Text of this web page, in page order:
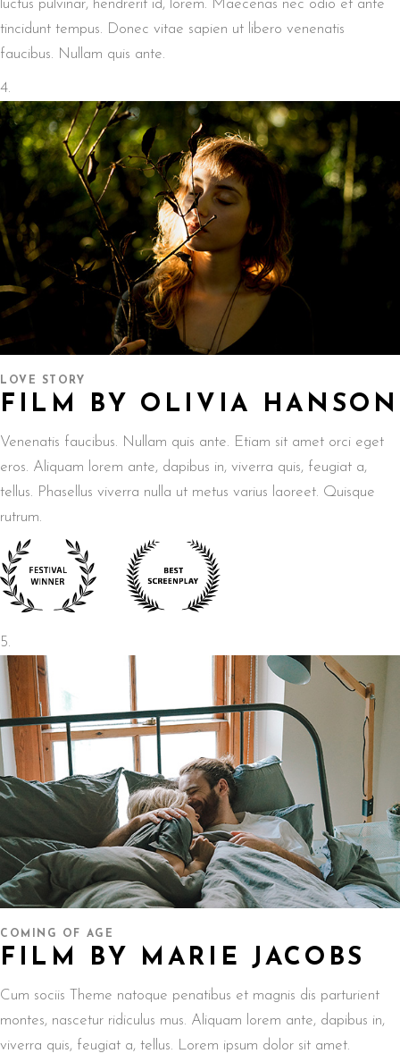
luctus pulvinar, hendrerit id, lorem. Maecenas nec odio et ante
tincidunt tempus. Donec vitae sapien ut libero venenatis
faucibus. Nullam quis ante.
LOVE STORY
FILM BY OLIVIA HANSON
Venenatis faucibus. Nullam quis ante. Etiam sit amet orci eget
eros. Aliquam lorem ante, dapibus in, viverra quis, feugiat a,
tellus. Phasellus viverra nulla ut metus varius laoreet. Quisque
rutrum.
COMING OF AGE
FILM BY MARIE JACOBS
Cum sociis Theme natoque penatibus et magnis dis parturient
montes, nascetur ridiculus mus. Aliquam lorem ante, dapibus in,
viverra quis, feugiat a, tellus. Lorem ipsum dolor sit amet.